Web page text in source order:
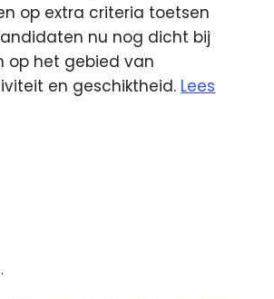
op extra criteria toetsen
nu nog dicht bij
op het gebied van
en geschiktheid. Lees